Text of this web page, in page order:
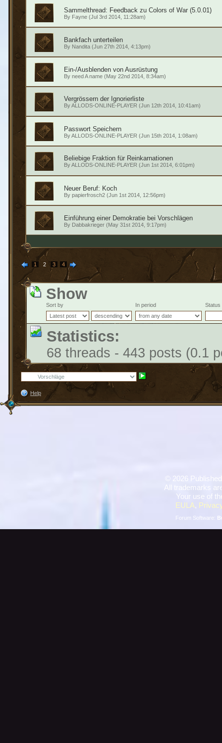
Sammelthread: Feedback zu Colors of War (5.0.01)
By Fayne(Jul 3rd 2014, 11:28am)
Bankfach unterteilen
By Nandita(Jun 27th 2014, 4:13pm)
Ein-/Ausblenden von Ausrüstung
By need A name(May 22nd 2014, 8:34am)
Vergrössern der Ignorierliste
ByALLODS-ONLINE-PLAYER (Jun 12th 2014, 10:41am)
Passwort Speichern
ByALLODS-ONLINE-PLAYER (Jun 15th 2014, 1:08am)
Beliebige Fraktion für Reinkarnationen
ByALLODS-ONLINE-PLAYER (Jun 1st 2014, 6:01pm)
Neuer Beruf: Koch
By papierfrosch2(Jun 1st 2014, 12:56pm)
Einführung einer Demokratie bei Vorschlägen
By Dabbakrieger(May 31st 2014, 9:17pm)
1 2 3 4
Show
Sort by In period Status
Statistics:
68 threads - 443 posts (0.1
Help
2026
All trademarks
Your use of
EULA,
Forum Software: